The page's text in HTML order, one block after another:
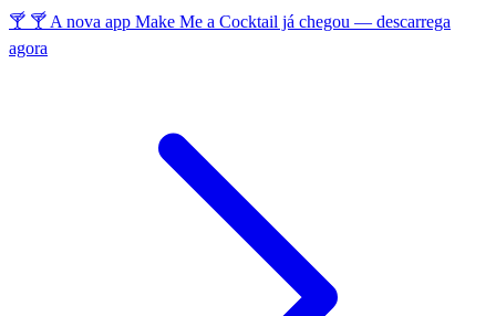
🍸 🍸 A nova app Make Me a Cocktail já chegou — descarrega
agora